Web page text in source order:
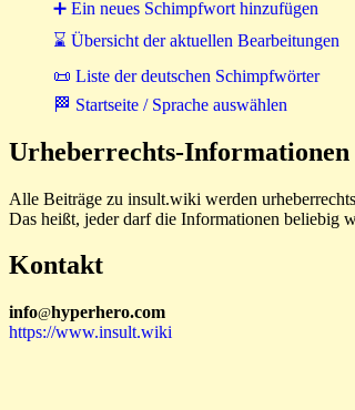
➕ Ein neues Schimpfwort hinzufügen
⌛ Übersicht der aktuellen Bearbeitungen
📜 Liste der deutschen Schimpfwörter
🏁 Startseite / Sprache auswählen
Urheberrechts-Informationen
Alle Beiträge zu insult.wiki werden
Das heißt, jeder darf die Informationen beliebig
Kontakt
info@hyperhero.com
https://www.insult.wiki